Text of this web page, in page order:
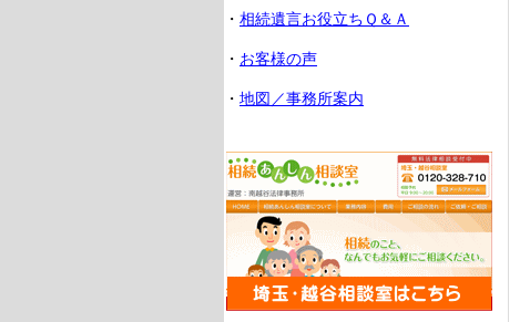
・ 相続遺言お役立ちＱ＆Ａ
・ お客様の声
・ 地図／事務所案内